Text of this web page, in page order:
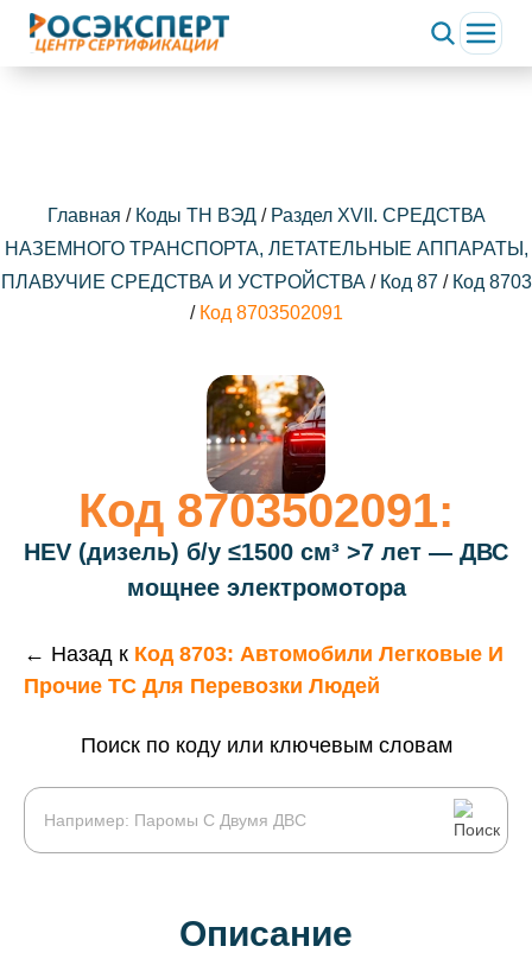
Главная / Коды ТН ВЭД/ Раздел XVII. СРЕДСТВА
НАЗЕМНОГО ТРАНСПОРТА, ЛЕТАТЕЛЬНЫЕ АППАРАТЫ,
ПЛАВУЧИЕ СРЕДСТВА И УСТРОЙСТВА / Код 87 / Код 8703
/ Код 8703502091
Код 8703502091:
HEV (дизель) б/у ≤1500 см³ >7 лет — ДВС
мощнее электромотора
← Назад к Код 8703: Автомобили Легковые И
Прочие ТС Для Перевозки Людей
Поиск по коду или ключевым словам
Описание